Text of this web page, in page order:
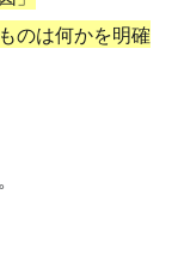
のは何かを明確